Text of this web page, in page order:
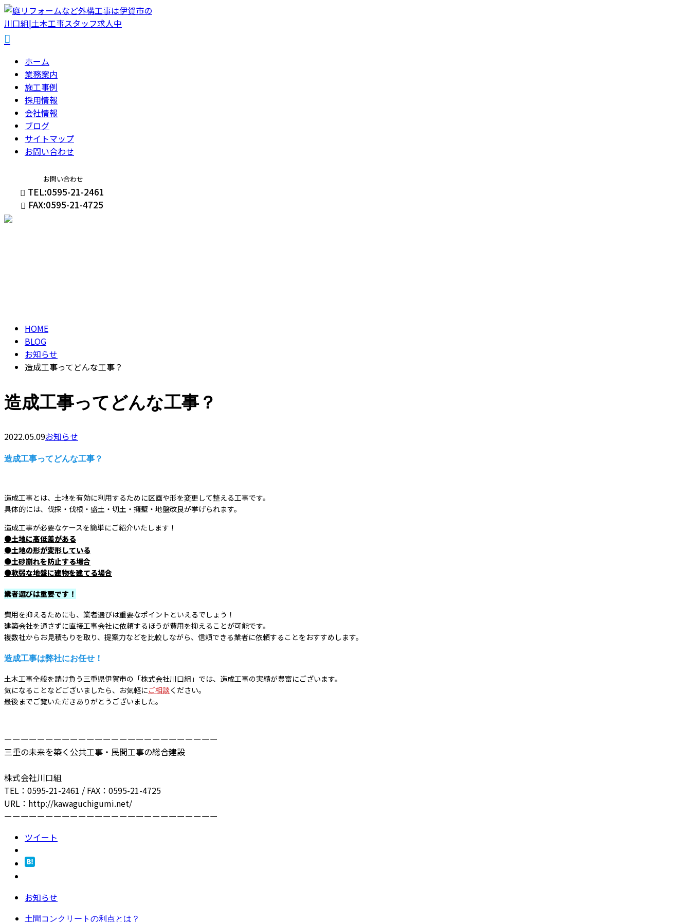
ホーム
業務案内
施工事例
採用情報
会社情報
ブログ
サイトマップ
お問い合わせ
お問い合わせ
TEL:0595-21-2461
FAX:0595-21-4725
HOME
BLOG
お知らせ
造成工事ってどんな工事？
造成工事ってどんな工事？
2022.05.09お知らせ
造成工事ってどんな工事？
造成工事とは、土地を有効に利用するために区画や形を変更して整える工事です。
具体的には、伐採・伐根・盛土・切土・擁壁・地盤改良が挙げられます。
造成工事が必要なケースを簡単にご紹介いたします！
●土地に高低差がある
●土地の形が変形している
●土砂崩れを防止する場合
●軟弱な地盤に建物を建てる場合
業者選びは重要です！
費用を抑えるためにも、業者選びは重要なポイントといえるでしょう！
建築会社を通さずに直接工事会社に依頼するほうが費用を抑えることが可能です。
複数社からお見積もりを取り、提案力などを比較しながら、信頼できる業者に依頼することをおすすめします。
造成工事は弊社にお任せ！
土木工事全般を請け負う三重県伊賀市の「株式会社川口組」では、造成工事の実績が豊富にございます。
気になることなどございましたら、お気軽にご相談 ください。
最後までご覧いただきありがとうございました。
ーーーーーーーーーーーーーーーーーーーーーーーーーー
三重の未来を築く公共工事・民間工事の総合建設
株式会社川口組
TEL：0595-21-2461 / FAX：0595-21-4725
URL：http://kawaguchigumi.net/
ーーーーーーーーーーーーーーーーーーーーーーーーーー
ツイート
お知らせ
土間コンクリートの利点とは？